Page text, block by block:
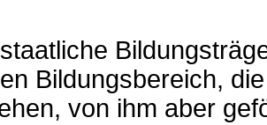
Bildungsbereich,
von ihm aber